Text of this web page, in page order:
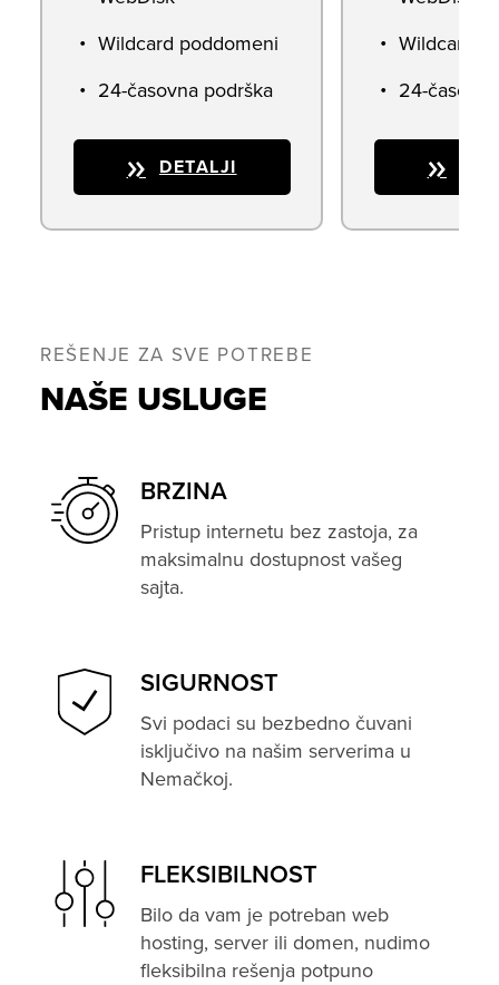
Wildcard poddomeni
24-časovna podrška
DETALJI
Wildcard
24-
REŠENJE ZA SVE POTREBE
NAŠE USLUGE
BRZINA
Pristup internetu bez zastoja, za
maksimalnu dostupnost vašeg
sajta.
SIGURNOST
Svi podaci su bezbedno čuvani
isključivo na našim serverima u
Nemačkoj.
FLEKSIBILNOST
Bilo da vam je potreban web
hosting, server ili domen, nudimo
fleksibilna rešenja potpuno